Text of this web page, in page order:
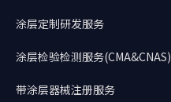
涂层定制研发服务
涂层检验检测服务(CMA&CNAS)
带涂层器械注册服务